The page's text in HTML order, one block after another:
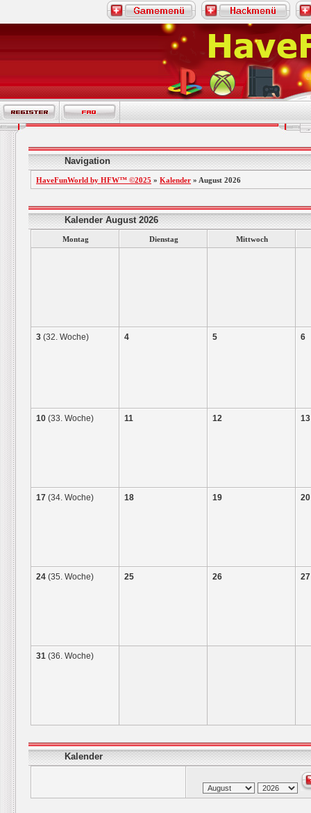
Navigation
HaveFunWorld by HFW™ ©2025 » Kalender » August 2026
Kalender August 2026
Montag Dienstag Mittwoch
3 (32. Woche) 4 5 6
10 (33. Woche) 11 12 13
17 (34. Woche) 18 19 20
24 (35. Woche) 25 26 27
31 (36. Woche)
Kalender